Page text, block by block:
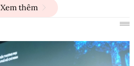
Xem thêm